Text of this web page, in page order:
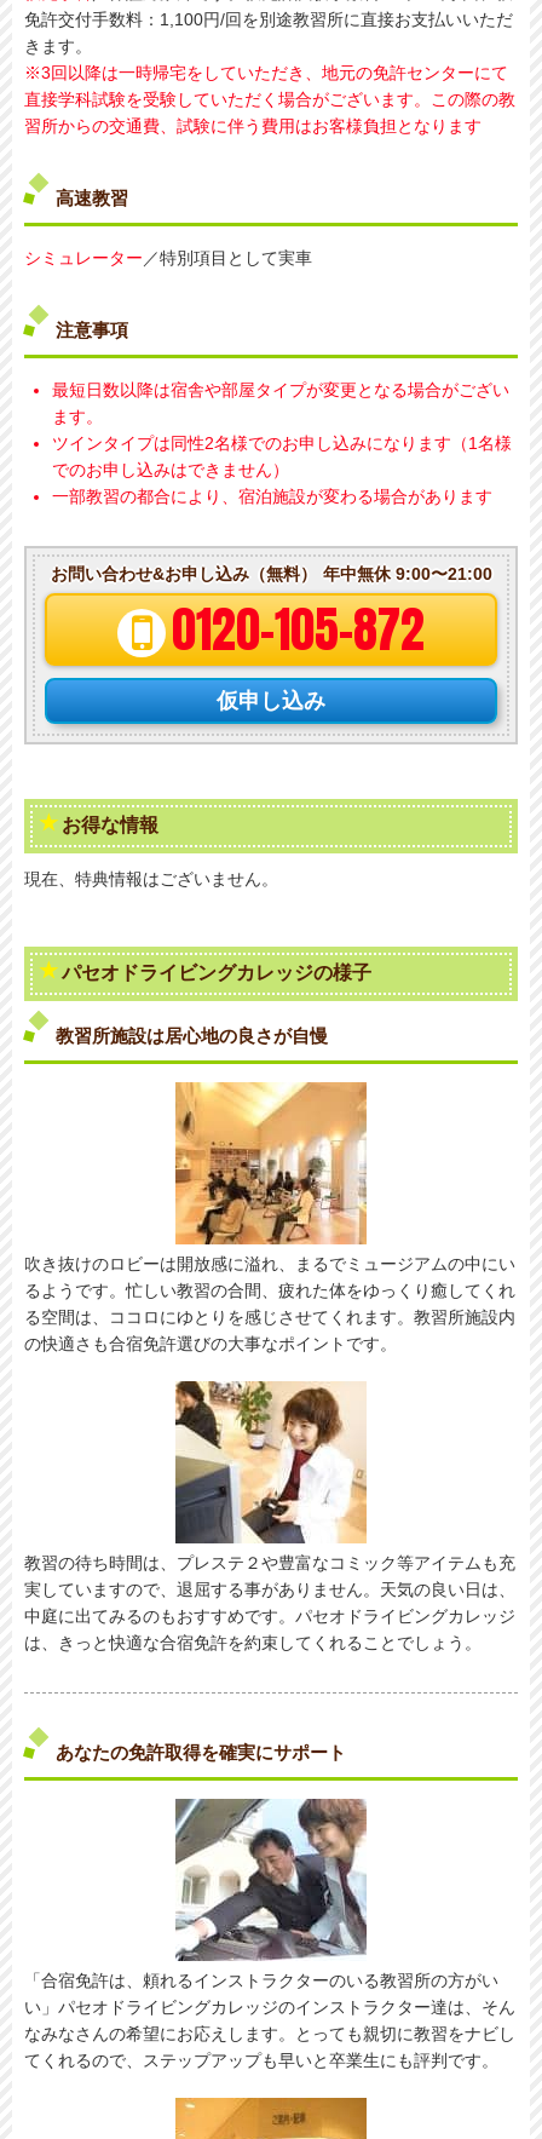
免許交付手数料：1,100円/回を別途教習所に直接お支払いいただ
きます。
※3回以降は一時帰宅をしていただき、地元の免許センターにて
直接学科試験を受験していただく場合がございます。この際の教
習所からの交通費、試験に伴う費用はお客様負担となります
高速教習
シミュレーター ／特別項目として実車
注意事項
最短日数以降は宿舎や部屋タイプが変更となる場合がござい
ます。
ツインタイプは同性2名様でのお申し込みになります（1名様
でのお申し込みはできません）
一部教習の都合により、宿泊施設が変わる場合があります
お問い合わせ&お申し込み（無料） 年中無休 9:00〜21:00
0120-105-872
仮申し込み
お得な情報
現在、特典情報はございません。
パセオドライビングカレッジの様子
教習所施設は居心地の良さが自慢
吹き抜けのロビーは開放感に溢れ、まるでミュージアムの中にい
るようです。忙しい教習の合間、疲れた体をゆっくり癒してくれ
る空間は、ココロにゆとりを感じさせてくれます。教習所施設内
の快適さも合宿免許選びの大事なポイントです。
教習の待ち時間は、プレステ２や豊富なコミック等アイテムも充
実していますので、退屈する事がありません。天気の良い日は、
中庭に出てみるのもおすすめです。パセオドライビングカレッジ
は、きっと快適な合宿免許を約束してくれることでしょう。
あなたの免許取得を確実にサポート
「合宿免許は、頼れるインストラクターのいる教習所の方がい
い」パセオドライビングカレッジのインストラクター達は、そん
なみなさんの希望にお応えします。とっても親切に教習をナビし
てくれるので、ステップアップも早いと卒業生にも評判です。